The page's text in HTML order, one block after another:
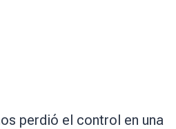
perdió el control en una